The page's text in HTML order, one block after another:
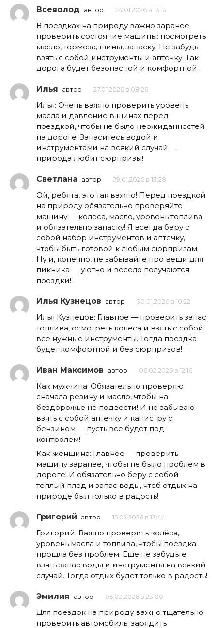
Всеволод автор 24.01.2026 в 13:14
В поездках на природу важно заранее
проверить состояние машины: посмотреть
масло, тормоза, шины, запаску. Не забудь
взять с собой инструменты и аптечку. Так
дорога будет безопасной и комфортной.
Илья автор 27.01.2026 в 08:26
Илья: Очень важно проверить уровень
масла и давление в шинах перед
поездкой, чтобы не было неожиданностей
на дороге. Запаситесь водой и
инструментами на всякий случай —
природа любит сюрпризы!
Светлана автор 29.01.2026 в 13:28
Ой, ребята, это так важно! Перед поездкой
на природу обязательно проверяйте
машину — колёса, масло, уровень топлива
и обязательно запаску! Я всегда беру с
собой набор инструментов и аптечку,
чтобы быть готовой к любым сюрпризам.
Ну и, конечно, не забывайте про вещи для
пикника — уютно и весело получаются
поездки!
Илья Кузнецов автор 30.01.2026 в 10:22
Илья Кузнецов: Главное — проверить запас
топлива, осмотреть колеса и взять с собой
все нужные инструменты. Тогда поездка
будет комфортной и без сюрпризов!
Иван Максимов автор 06.02.2026 в 12:16
Как мужчина: Обязательно проверяю
сначала резину и масло, чтобы на
бездорожье не подвести! И не забываю
взять с собой аптечку и канистру с
бензином — пусть все будет под
контролем!
Как женщина: Главное — проверить
машину заранее, чтобы не было проблем в
дороге! И обязательно беру с собой
теплый плед и запас воды, чтоб отдых на
природе был только в радость!
Григорий автор 15.02.2026 в 13:44
Григорий: Важно проверить колёса,
уровень масла и топлива, чтобы поездка
прошла без проблем. Еще не забудьте
взять запас воды и инструменты на всякий
случай. Тогда отдых будет только в радость!
Эмилия автор 05.03.2026 в 23:00
Для поездок на природу важно тщательно
проверить автомобиль: зарядить